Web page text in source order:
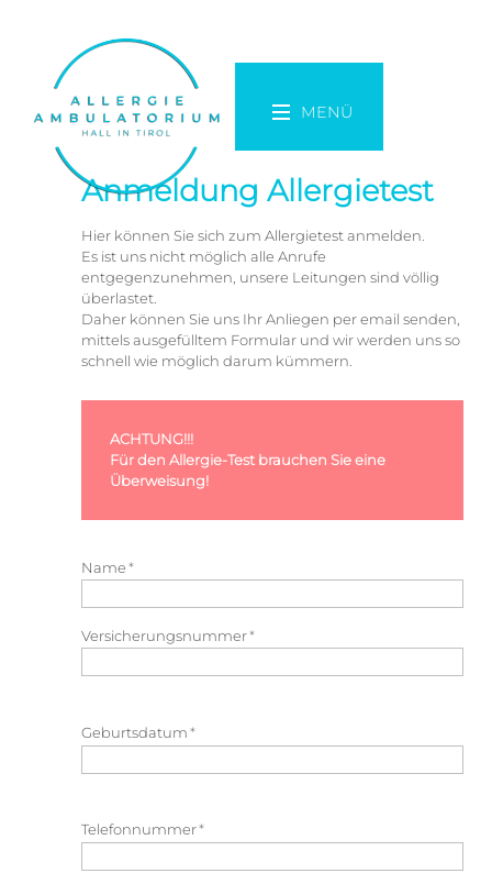
MENÜ
Anmeldung Allergietest
Hier können Sie sich zum Allergietest anmelden.
Es ist uns nicht möglich alle Anrufe
entgegenzunehmen, unsere Leitungen sind völlig
überlastet.
Daher können Sie uns Ihr Anliegen per email senden,
mittels ausgefülltem Formular und wir werden uns so
schnell wie möglich darum kümmern.
ACHTUNG!!!
Für den Allergie-Test brauchen Sie eine
Überweisung!
Name*
Versicherungsnummer*
Geburtsdatum*
Telefonnummer*